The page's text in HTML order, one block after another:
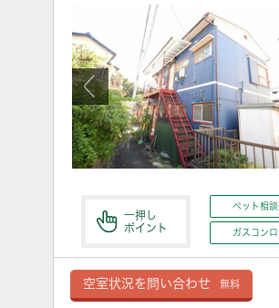
一押し
ポイント
ペット相談
ガスコンロ
空室状況を問い合わせ 無料